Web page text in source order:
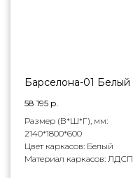
Барселона-01 Белый
58 195 р.
Размер (В*Ш*Г), мм:
2140*1800*600
Цвет каркасов: Белый
Материал каркасов: ЛДСП